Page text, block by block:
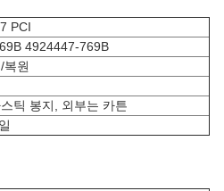
PCI
4924447-769B
복원
틱 봉지, 외부는 카튼